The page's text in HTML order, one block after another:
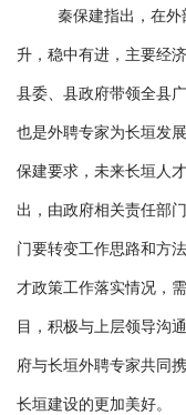
秦保建指出，在
升，稳中有进，主要经
县委、县政府带领全县
也是外聘专家为长垣发
保建要求，未来长垣人
出，由政府相关责任部
门要转变工作思路和方
才政策工作落实情况，
目，积极与上层领导沟
府与长垣外聘专家共同
长垣建设的更加美好。